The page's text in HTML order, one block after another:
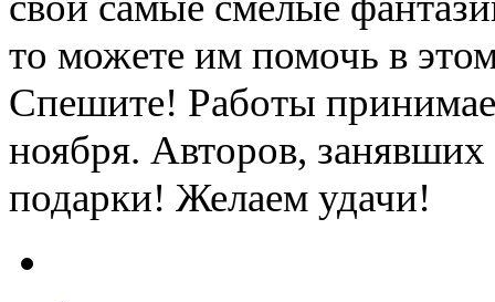
то можете им помочь в
Спешите! Работы
ноября. Авторов,
подарки! Желаем удачи!